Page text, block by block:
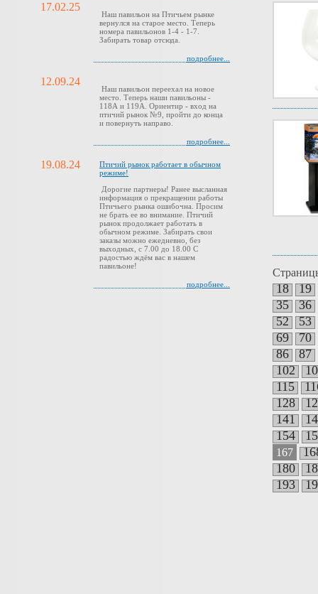
18
19
35
36
52
53
69
70
86
87
102
115
128
141
154
167
180
193
17.02.25
Наш павильон на Птичьем рынке
вернулся на старое место. Теперь
номера павильонов 1-4 - 1-7.
Забирать товар отсюда.
подробнее...
12.09.24
Наш павильон переехал на новое
место. Теперь наши павильоны -
118А и 119А. Ориентир - вход на
птичий рынок №9, пройти до конца
и повернуть направо.
подробнее...
19.08.24
Птичий рынок работает в обычном
режиме!
Дорогие партнеры! Ранее высланная
информация о прекращении работы
Птичьего рынка ошибочна. Просим
не брать ее во внимание. Птичий
рынок продолжает работать в
обычном режиме. Забирать свои
заказы можно ежедневно, без
выходных, с 7.00 до 18.00 С
радостью ждём вас в нашем
павильоне!
подробнее...